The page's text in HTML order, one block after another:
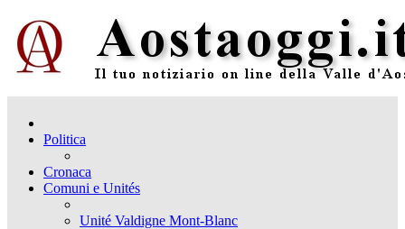
Politica
Cronaca
Comuni e Unités
Unité Valdigne Mont-Blanc